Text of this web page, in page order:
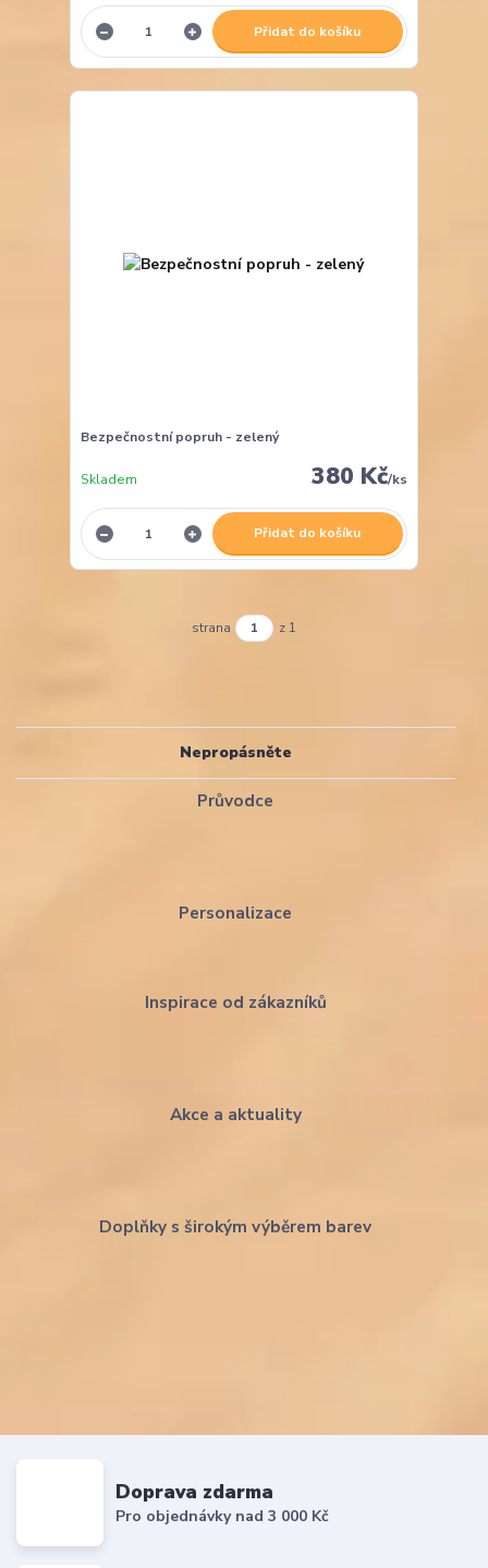
Přidat do košíku
Bezpečnostní popruh - zelený
380 Kč/ks
Skladem
Přidat do košíku
strana z 1
Nepropásněte
Průvodce
Personalizace
Inspirace od zákazníků
Akce a aktuality
Doplňky s širokým výběrem barev
Doprava zdarma
Pro objednávky nad 3 000 Kč